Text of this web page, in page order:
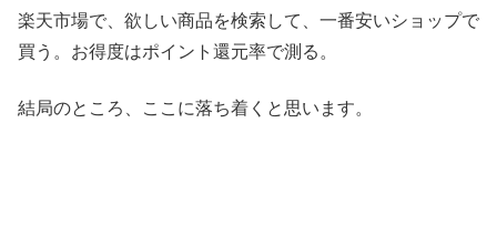
楽天市場で、欲しい商品を検索して、一番安いショップで
買う。お得度はポイント還元率で測る。
結局のところ、ここに落ち着くと思います。